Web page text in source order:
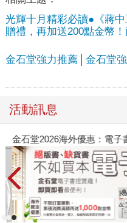
光輝十月精彩必讀●《蔣
贈禮，再加送200點金幣
金石堂強力推薦 金石堂
活動訊息
金石堂2026海外優惠：電子